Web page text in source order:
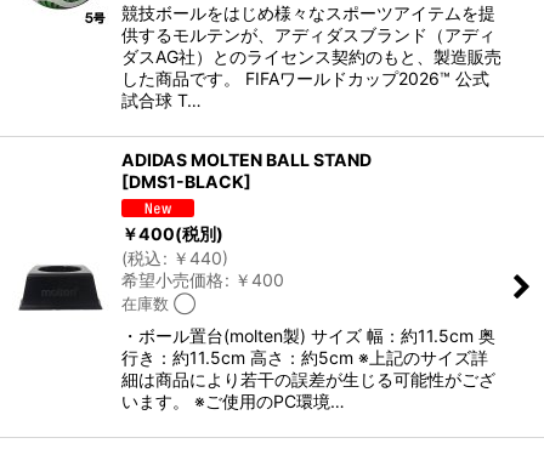
競技ボールをはじめ様々なスポーツアイテムを提
供するモルテンが、アディダスブランド（アディ
ダスAG社）とのライセンス契約のもと、製造販売
した商品です。 FIFAワールドカップ2026™ 公式
試合球 T…
ADIDAS MOLTEN BALL STAND
[DMS1-BLACK]
￥400(税別)
(税込: ￥440)
希望小売価格: ￥400
在庫数 ◯
・ボール置台(molten製) サイズ 幅：約11.5cm 奥
行き：約11.5cm 高さ：約5cm ※上記のサイズ詳
細は商品により若干の誤差が生じる可能性がござ
います。 ※ご使用のPC環境…